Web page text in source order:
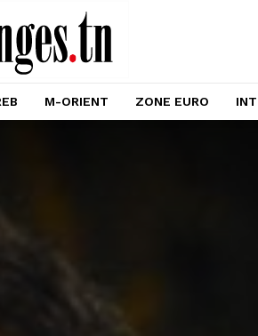
M-ORIENT ZONE EURO